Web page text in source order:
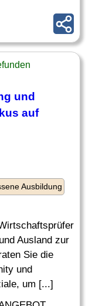
und
auf
Ausbildung
Ausland zur
Sie die
und
um [...]